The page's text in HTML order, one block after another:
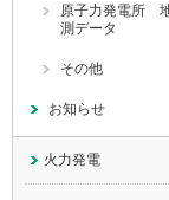
原子力発電所
測データ
その他
お知らせ
火力発電